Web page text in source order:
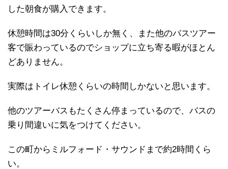
した朝食が購入できます。
休憩時間は30分くらいしか無く、また他のバスツアー
客で賑わっているのでショップに立ち寄る暇がほとん
どありません。
実際はトイレ休憩くらいの時間しかないと思います。
他のツアーバスもたくさん停まっているので、バスの
乗り間違いに気をつけてください。
この町からミルフォード・サウンドまで約2時間くら
い。